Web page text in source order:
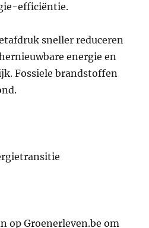
efficiëntie.
sneller reduceren
energie en
Fossiele brandstoffen
op Groenerleven.be om